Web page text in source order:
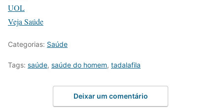
UOL
Veja Saúde
Categorias: Saúde
Tags: saúde, saúde do homem, tadalafila
Deixar um comentário